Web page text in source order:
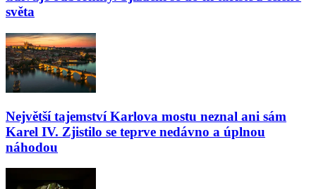
světa
Největší tajemství Karlova mostu neznal ani sám
Karel IV. Zjistilo se teprve nedávno a úplnou
náhodou